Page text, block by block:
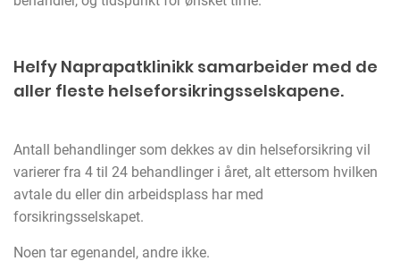
Helfy Naprapatklinikk samarbeider med de
aller fleste helseforsikringsselskapene.
Antall behandlinger som dekkes av din helseforsikring vil
varierer fra 4 til 24 behandlinger i året, alt ettersom hvilken
avtale du eller din arbeidsplass har med
forsikringsselskapet.
Noen tar egenandel, andre ikke.